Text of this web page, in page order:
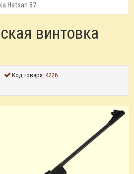
Hatsan 87
винтовка
Код товара:4226